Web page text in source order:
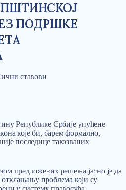
ПОДРШКЕ
ставови
Републике Србије упућене
које би, барем формално,
последице такозваних
предложених решења јасно је да
проблема који су
у систему правосуђа.